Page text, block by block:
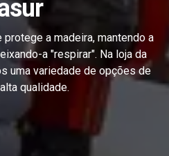
a madeira, mantendo a
a "respirar". Na loja da
uma variedade de opções de
qualidade.